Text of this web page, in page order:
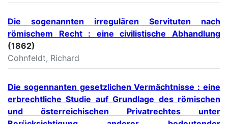
Die sogenannten irregulären Servituten nach
römischem Recht : eine civilistische Abhandlung
(1862)
Cohnfeldt, Richard
Die sogennanten gesetzlichen Vermächtnisse : eine
erbrechtliche Studie auf Grundlage des römischen
und österreichischen Privatrechtes unter